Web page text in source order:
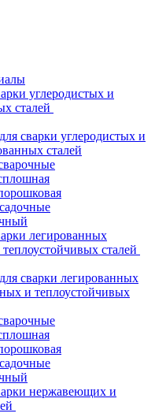
углеродистых и
сталей
сварки углеродистых и
сталей
легированных
сталей
сварки легированных
и теплоустойчивых
нержавеющих и